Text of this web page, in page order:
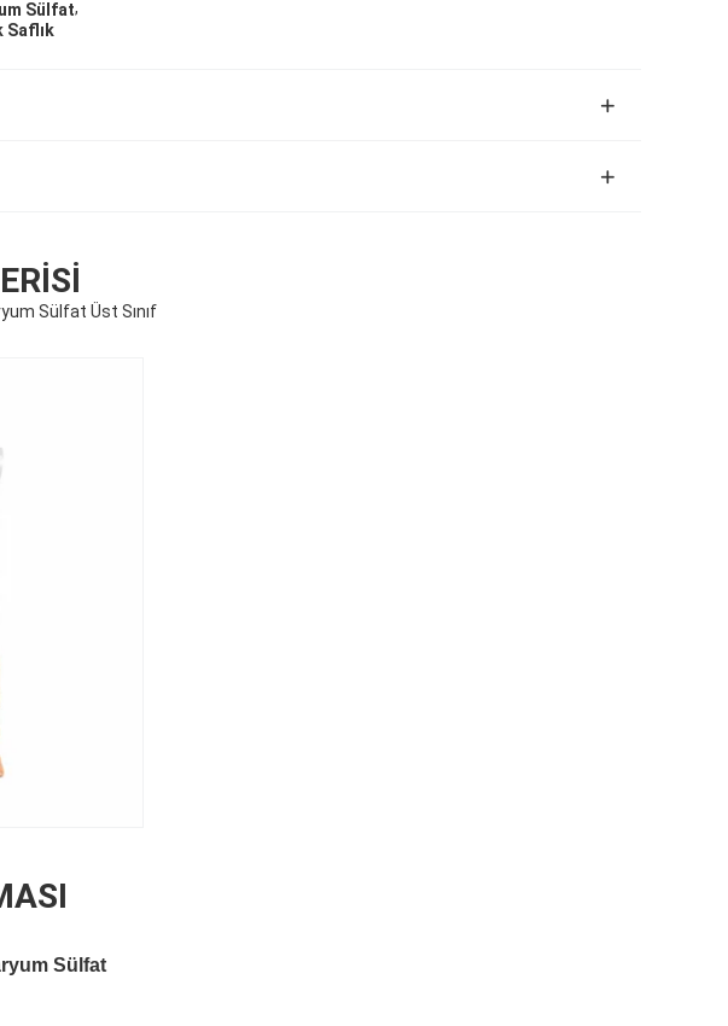
Sülfat,
Saflık
Sülfat Üst Sınıf
Sülfat